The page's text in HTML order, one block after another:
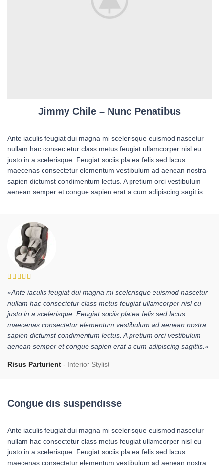
Jimmy Chile – Nunc Penatibus
Ante iaculis feugiat dui magna mi scelerisque euismod nascetur
nullam hac consectetur class metus feugiat ullamcorper nisl eu
justo in a scelerisque. Feugiat sociis platea felis sed lacus
maecenas consectetur elementum vestibulum ad aenean nostra
sapien dictumst condimentum lectus. A pretium orci vestibulum
aenean semper et congue sapien erat a cum adipiscing sagittis.
«Ante iaculis feugiat dui magna mi scelerisque euismod nascetur
nullam hac consectetur class metus feugiat ullamcorper nisl eu
justo in a scelerisque. Feugiat sociis platea felis sed lacus
maecenas consectetur elementum vestibulum ad aenean nostra
sapien dictumst condimentum lectus. A pretium orci vestibulum
aenean semper et congue sapien erat a cum adipiscing sagittis.»
Risus Parturient Interior Stylist
Congue dis suspendisse
Ante iaculis feugiat dui magna mi scelerisque euismod nascetur
nullam hac consectetur class metus feugiat ullamcorper nisl eu
justo in a scelerisque. Feugiat sociis platea felis sed lacus
maecenas consectetur elementum vestibulum ad aenean nostra